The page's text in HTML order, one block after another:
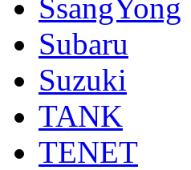
SsangYong
Subaru
Suzuki
TANK
TENET